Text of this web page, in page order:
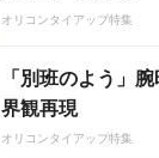
オリコンタイアップ特集
「別班のよう」
界観再現
オリコンタイアップ特集